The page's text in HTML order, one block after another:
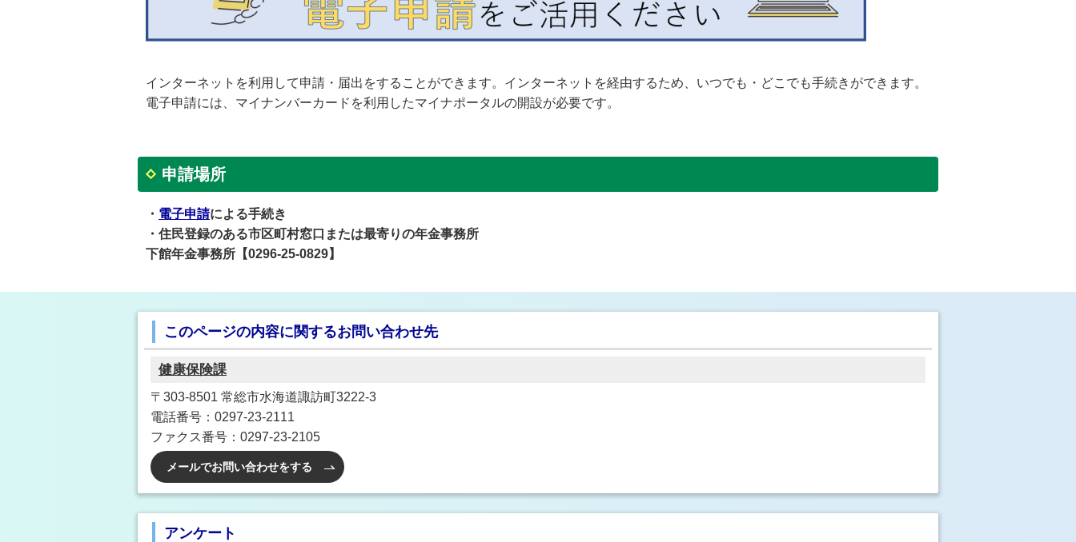
インターネットを利用して申請・届出をすることができます。インターネットを経由するため、いつでも・どこでも手続きができます。
電子申請には、マイナンバーカードを利用したマイナポータルの開設が必要です。
申請場所
・ 電子申請による手続き
・住民登録のある市区町村窓口または最寄りの年金事務所
下館年金事務所【0296-25-0829】
このページの内容に関するお問い合わせ先
健康保険課
〒303-8501 常総市水海道諏訪町3222-3
電話番号：0297-23-2111
ファクス番号：0297-23-2105
メールでお問い合わせをする
アンケート